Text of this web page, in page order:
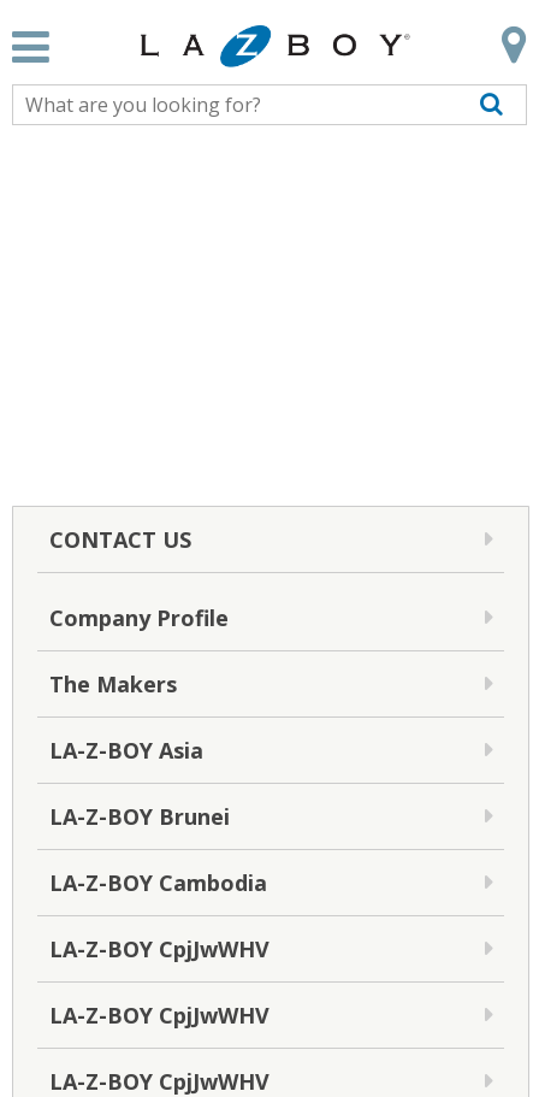
CONTACT US
Company Profile
The Makers
LA-Z-BOY Asia
LA-Z-BOY Brunei
LA-Z-BOY Cambodia
LA-Z-BOY CpjJwWHV
LA-Z-BOY CpjJwWHV
LA-Z-BOY CpjJwWHV